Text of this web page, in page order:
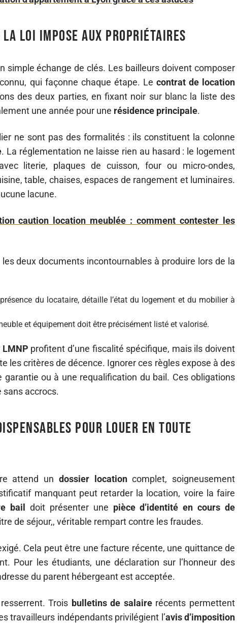
la loi impose aux propriétaires
simple échange de clés. Les bailleurs doivent composer
qui façonne chaque étape. Le contrat de location
des deux parties, en fixant noir sur blanc la liste des
une année pour une résidence principale.
ne sont pas des formalités : ils constituent la colonne
. La réglementation ne laisse rien au hasard : le logement
literie, plaques de cuisson, four ou micro-ondes,
table, chaises, espaces de rangement et luminaires.
lacune.
caution location meublée : comment contester les
deux documents incontournables à produire lors de la
du locataire, détaille l’état du logement et du mobilier à
et équipement doit être précisément listé et valorisé.
LMNP profitent d’une fiscalité spécifique, mais ils doivent
les critères de décence. Ignorer ces règles expose à des
ou à une requalification du bail. Ces obligations
sans accrocs.
pour louer en toute
attend un dossier locationcomplet, soigneusement
manquant peut retarder la location, voire la faire
bail doit présenter une pièce d’identité en cours de
de séjour,, véritable rempart contre les fraudes.
Cela peut être une facture récente, une quittance de
Pour les étudiants, une déclaration sur l’honneur des
du parent hébergeant est acceptée.
Trois bulletins de salairerécents permettent
travailleurs indépendants privilégient l’avis d’imposition